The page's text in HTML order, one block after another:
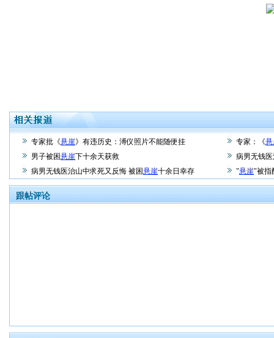
专家批《悬崖》有违历史：溥仪照片不能随便挂 专家：《
男子被困悬崖下十余天获救
病男无钱
病男无钱医治山中求死又反悔 被困悬崖十余日幸存 "悬崖"被指
跟帖评论